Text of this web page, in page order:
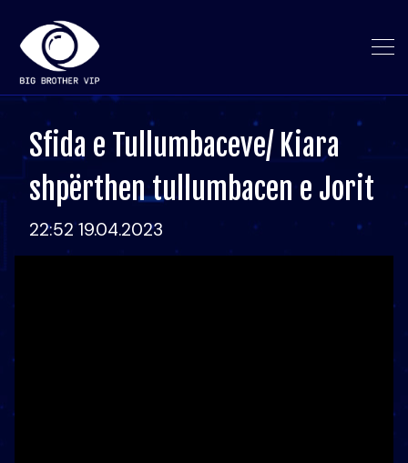
Sfida e Tullumbaceve/ Kiara
shpërthen tullumbacen e Jorit
22:52 19.04.2023